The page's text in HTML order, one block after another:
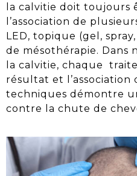
la calvitie doit toujours
l’association de
LED, topique (gel,
de mésothérapie.
la calvitie, chaque
résultat et l’association
techniques démontre
contre
la chute de